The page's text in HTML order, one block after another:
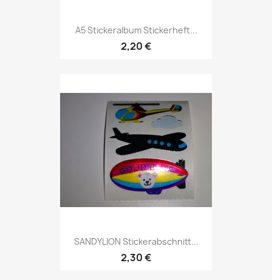
A5 Stickeralbum Stickerheft...
2,20 €
SANDYLION Stickerabschnitt...
2,30 €